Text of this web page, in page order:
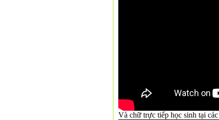
Và chữ trực tiếp học sinh tại